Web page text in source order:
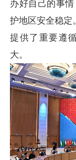
办好自己的事
护地区安全稳定
提供了重要遵
大。